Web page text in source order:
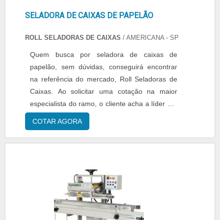
SELADORA DE CAIXAS DE PAPELÃO
ROLL SELADORAS DE CAIXAS / AMERICANA - SP
Quem busca por seladora de caixas de
papelão, sem dúvidas, conseguirá encontrar
na referência do mercado, Roll Seladoras de
Caixas. Ao solicitar uma cotação na maior
especialista do ramo, o cliente acha a líder em
bom atendimento e preço justo.MAIS
INFORMAÇÕES SOBRE SELADORA DE
Seladoras de Caixas. A empresa atua com
embaladora de caixas de papelão e máquina
de fechar caixa de papelão com fita, focando
em tecnologia e desenvolvimento no que gera
COTAR AGORA